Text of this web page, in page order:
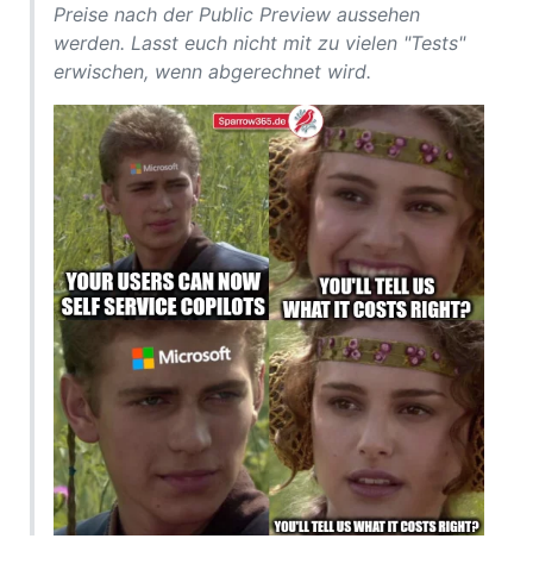
Preise nach der Public Preview aussehen
werden. Lasst euch nicht mit zu vielen "Tests"
erwischen, wenn abgerechnet wird.